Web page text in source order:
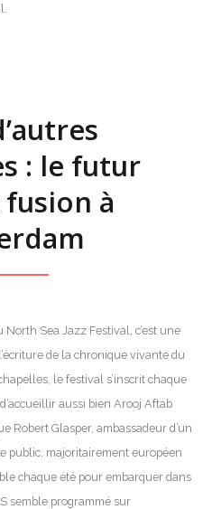
: le futur
fusion à
Sea Jazz Festival, c’est une
de la chronique vivante du
le festival s’inscrit chaque
aussi bien Arooj Aftab
Robert Glasper, ambassadeur d’un
public, majoritairement européen
chaque été pour embarquer dans
semble programmé sur